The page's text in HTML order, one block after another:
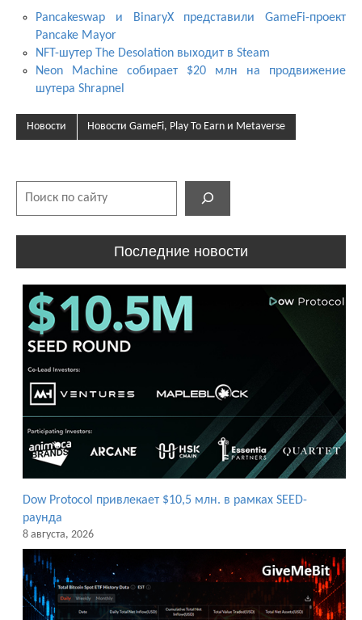
Pancakeswap и BinaryX представили GameFi-проект
Pancake Mayor
NFT-шутер The Desolation выходит в Steam
Neon Machine собирает $20 млн на продвижение
шутера Shrapnel
Новости Новости GameFi, Play To Earn и Metaverse
Последние новости
Dow Protocol привлекает $10,5 млн. в рамках SEED-
раунда
8 августа, 2026